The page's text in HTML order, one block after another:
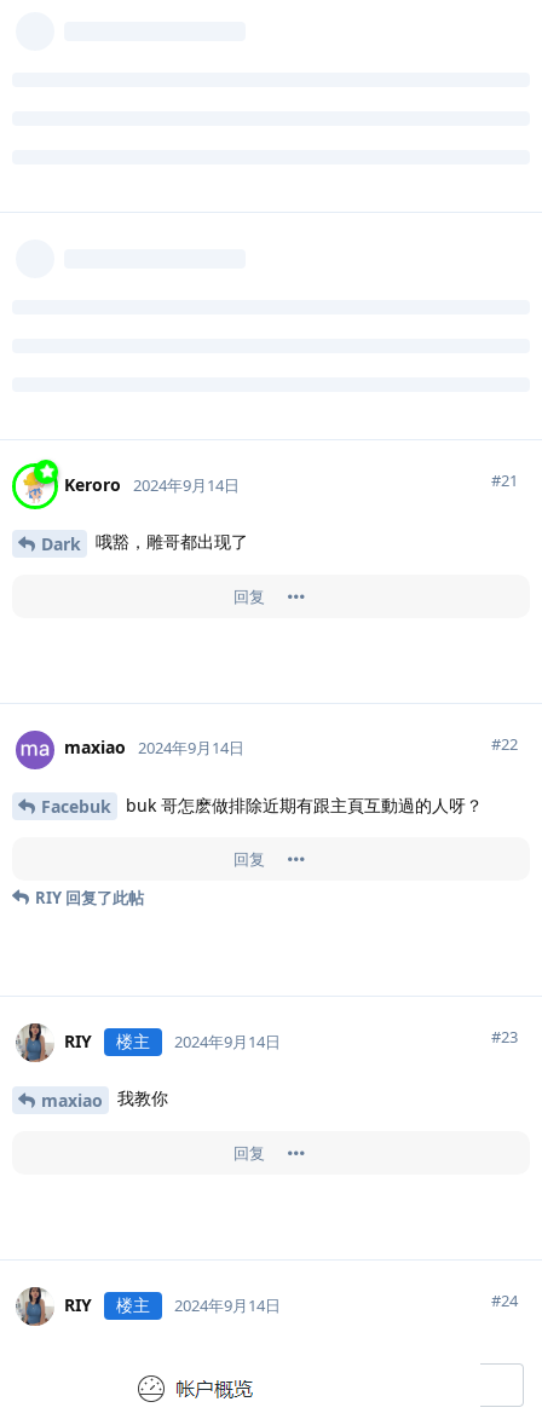
Keroro 2024年9月14日 #21
Dark 哦豁，雕哥都出现了
回复
maxiao 2024年9月14日 #22
Facebuk buk 哥怎麽做排除近期有跟主頁互動過的人呀？
回复
RIY 回复了此帖
RIY 楼主 2024年9月14日 #23
maxiao 我教你
回复
RIY 楼主 2024年9月14日 #24